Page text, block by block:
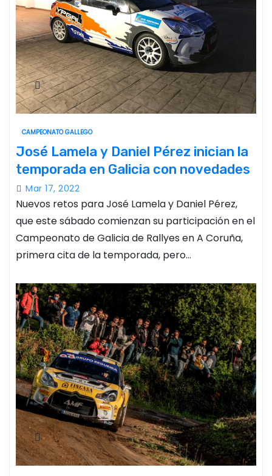
CAMPEONATO GALLEGO
José Lamela y Daniel Pérez inician la
temporada en Galicia con novedades
Mar 17, 2022
Nuevos retos para José Lamela y Daniel Pérez,
que este sábado comienzan su participación en el
Campeonato de Galicia de Rallyes en A Coruña,
primera cita de la temporada, pero…